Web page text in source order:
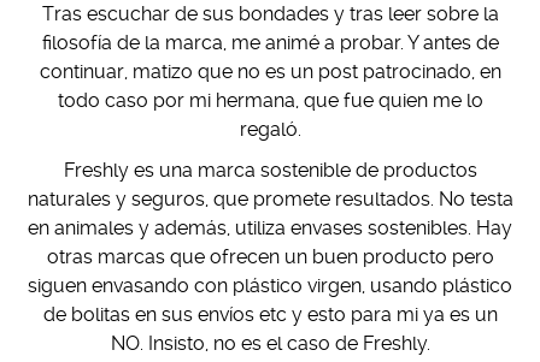
Tras escuchar de sus bondades y tras leer sobre la
filosofía de la marca, me animé a probar. Y antes de
continuar, matizo que no es un post patrocinado, en
todo caso por mi hermana, que fue quien me lo
regaló.
Freshly es una marca sostenible de productos
naturales y seguros, que promete resultados. No testa
en animales y además, utiliza envases sostenibles. Hay
otras marcas que ofrecen un buen producto pero
siguen envasando con plástico virgen, usando plástico
de bolitas en sus envíos etc y esto para mi ya es un
NO. Insisto, no es el caso de Freshly.